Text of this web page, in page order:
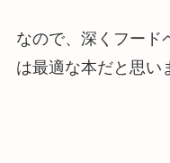
なので、深くフード
は最適な本だと思い